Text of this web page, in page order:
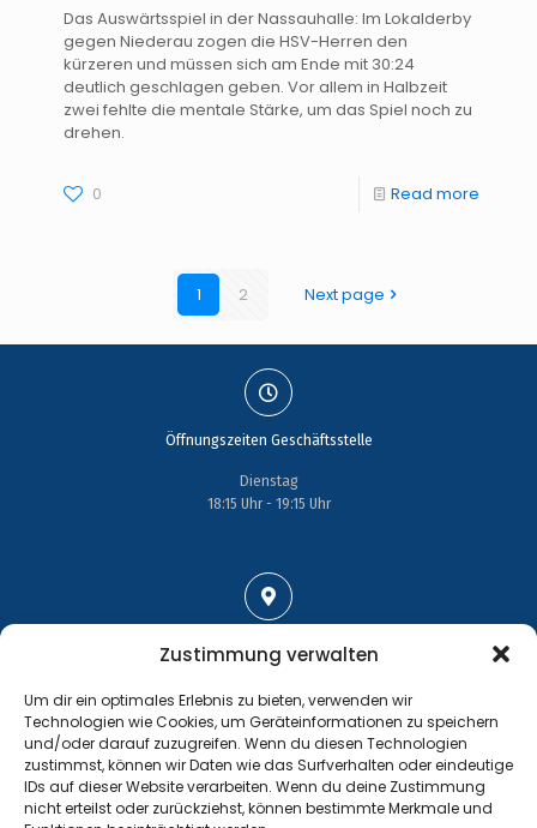
Zustimmung verwalten
Um dir ein optimales Erlebnis zu bieten, verwenden wir
Technologien wie Cookies, um Geräteinformationen zu speichern
und/oder darauf zuzugreifen. Wenn du diesen Technologien
zustimmst, können wir Daten wie das Surfverhalten oder eindeutige
IDs auf dieser Website verarbeiten. Wenn du deine Zustimmung
nicht erteilst oder zurückziehst, können bestimmte Merkmale und
Das Auswärtsspiel in der Nassauhalle: Im Lokalderby
gegen Niederau zogen die HSV-Herren den
kürzeren und müssen sich am Ende mit 30:24
deutlich geschlagen geben. Vor allem in Halbzeit
zwei fehlte die mentale Stärke, um das Spiel noch zu
drehen.
0 Read more
1 2 Next page
Öffnungszeiten Geschäftsstelle
Dienstag
18:15 Uhr - 19:15 Uhr
Großenhainer Straße 17
01689 Wein­böhla